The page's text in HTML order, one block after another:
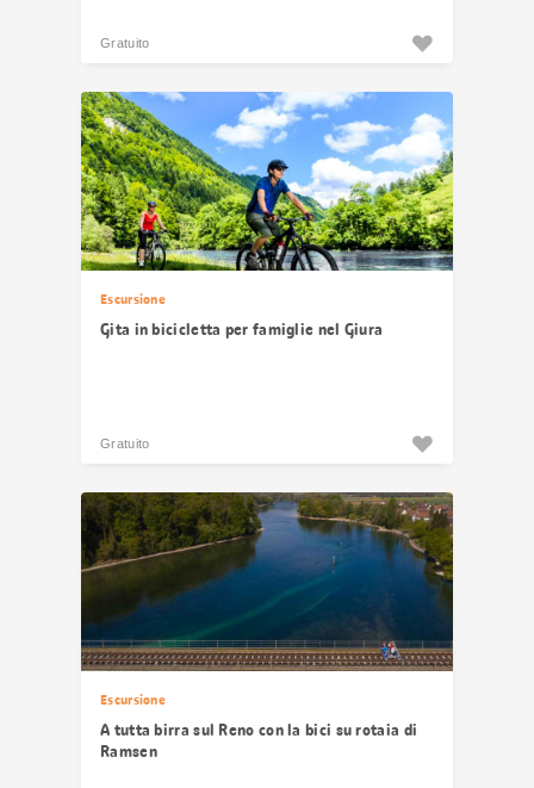
Gratuito
Escursione
Gita in bicicletta per famiglie nel Giura
Gratuito
Escursione
A tutta birra sul Reno con la bici su rotaia di
Ramsen